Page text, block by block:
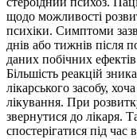
щодо можливості
психіки. Симптоми
днів або тижнів після
даних побічних
Більшість реакцій
лікарського засобу,
лікування. При
звернутися до лікаря.
спостерігатися під час